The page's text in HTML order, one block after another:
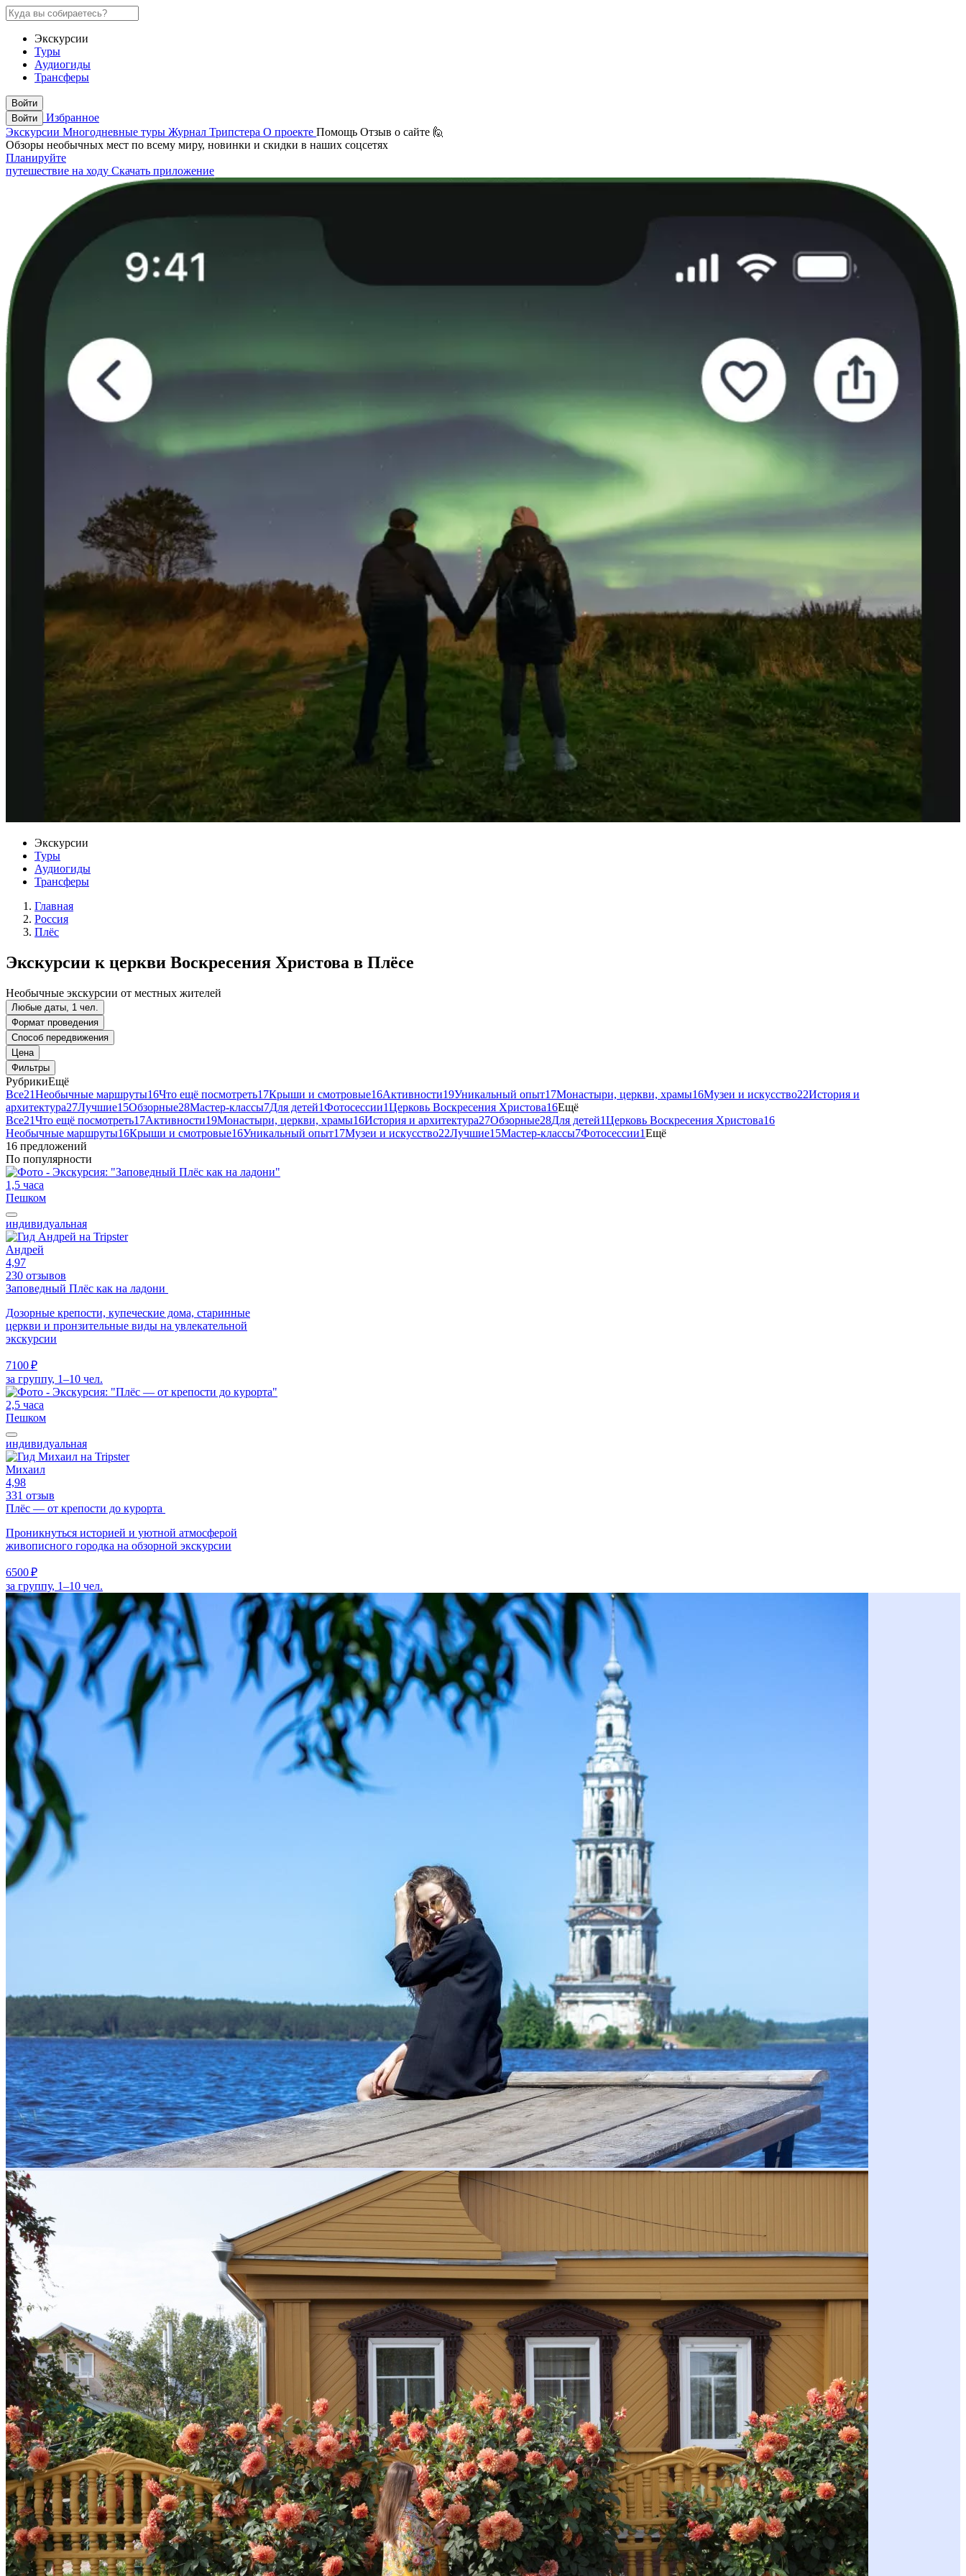
Экскурсии
Туры
Аудиогиды
Трансферы
Войти
Войти
Избранное
Экскурсии Многодневные туры Журнал Трипстера О проекте Помощь Отзыв о сайте 🙋
Обзоры необычных мест по всему миру, новинки и скидки в наших соцсетях
Планируйте
путешествие на ходу Скачать приложение
Экскурсии
Туры
Аудиогиды
Трансферы
Главная
Россия
Плёс
Экскурсии к церкви Воскресения Христова в Плёсе
Необычные экскурсии от местных жителей
Любые даты, 1 чел.
Формат проведения
Способ передвижения
Цена
Фильтры
РубрикиЕщё
Все21Необычные маршруты16Что ещё посмотреть17Крыши и смотровые16Активности19Уникальный опыт17Монастыри, церкви, храмы16Музеи и искусство22История и
архитектура27Лучшие15Обзорные28Мастер-классы7Для детей1Фотосессии1Церковь Воскресения Христова16Ещё
Все21Что ещё посмотреть17Активности19Монастыри, церкви, храмы16История и архитектура27Обзорные28Для детей1Церковь Воскресения Христова16
Необычные маршруты16Крыши и смотровые16Уникальный опыт17Музеи и искусство22Лучшие15Мастер-классы7Фотосессии1Ещё
16 предложений
По популярности
1,5 часа
Пешком
индивидуальная
Андрей
4,97
230 отзывов
Заповедный Плёс как на ладони
Дозорные крепости, купеческие дома, старинные
церкви и пронзительные виды на увлекательной
экскурсии
7100 ₽
за группу, 1–10 чел.
2,5 часа
Пешком
индивидуальная
Михаил
4,98
331 отзыв
Плёс — от крепости до курорта
Проникнуться историей и уютной атмосферой
живописного городка на обзорной экскурсии
6500 ₽
за группу, 1–10 чел.